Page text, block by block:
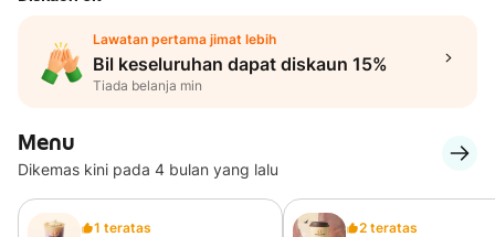
Lawatan pertama jimat lebih
Bil keseluruhan dapat diskaun 15%
Tiada belanja min
Menu
Dikemas kini pada 4 bulan yang lalu
1 teratas 2 teratas